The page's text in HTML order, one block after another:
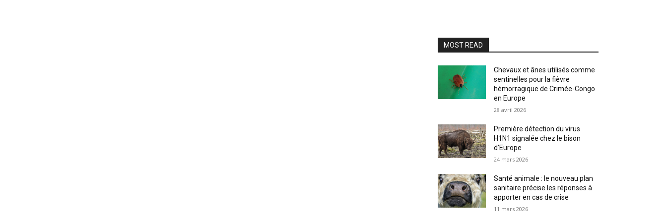
MOST READ
Chevaux et ânes utilisés comme
sentinelles pour la fièvre
hémorragique de Crimée-Congo
en Europe
28 avril 2026
Première détection du virus
H1N1 signalée chez le bison
d’Europe
24 mars 2026
Santé animale : le nouveau plan
sanitaire précise les réponses à
apporter en cas de crise
11 mars 2026